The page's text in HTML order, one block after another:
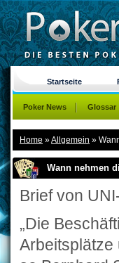
Home »Allgemein »
Wann nehmen
Brief von
„Die
Arbeitsplätze
Startseite
Poker News Glossar